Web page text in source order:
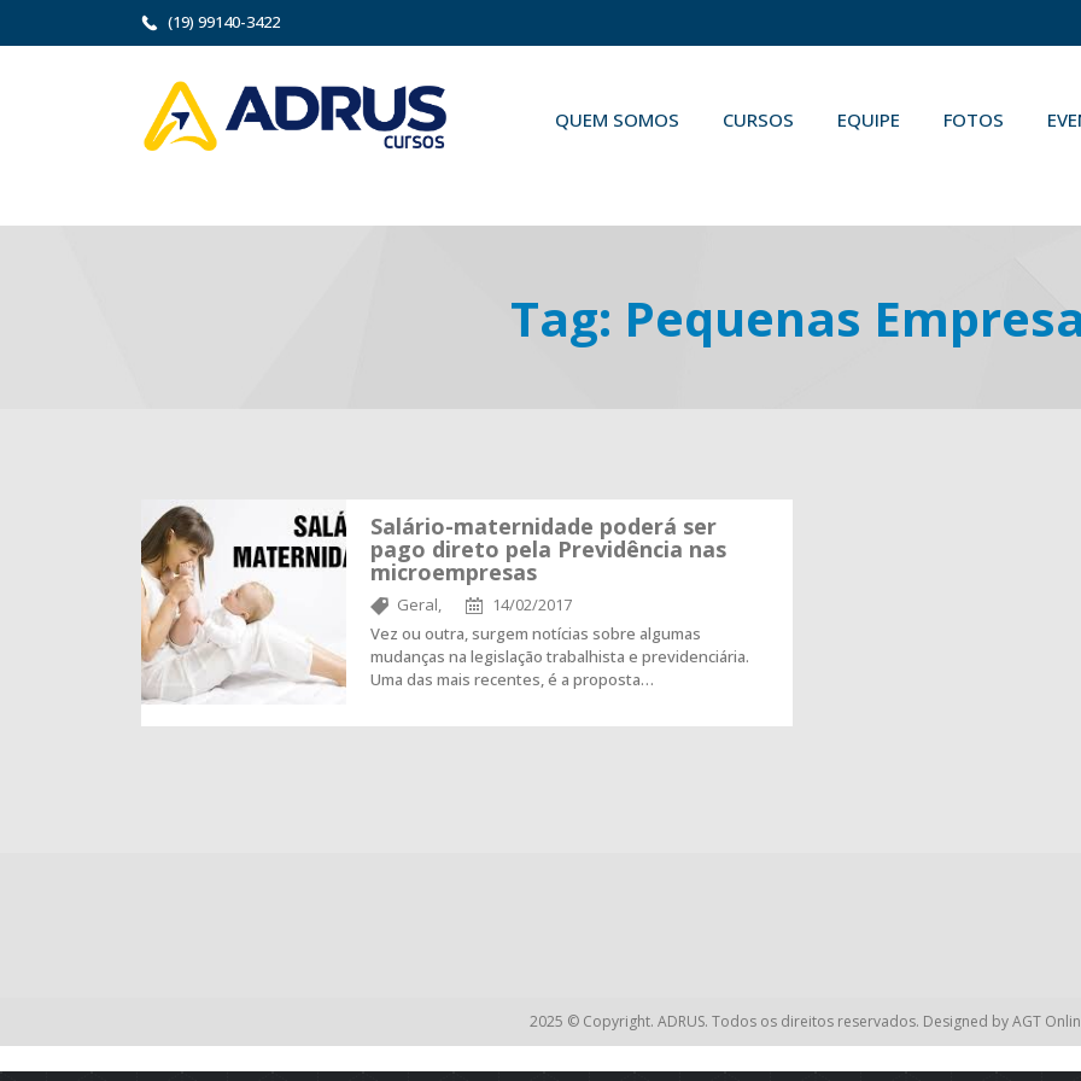
(19) 99140-3422
QUEM SOMOS CURSOS EQUIPE FOTOS
Tag: Pequenas
Salário-maternidade poderá ser
pago direto pela Previdência nas
microempresas
Geral,
14/02/2017
Vez ou outra, surgem notícias sobre algumas
mudanças na legislação trabalhista e previdenciária.
Uma das mais recentes, é a proposta…
2025 © Copyright. ADRUS. Todos os direitos reservados. Designed byAGT